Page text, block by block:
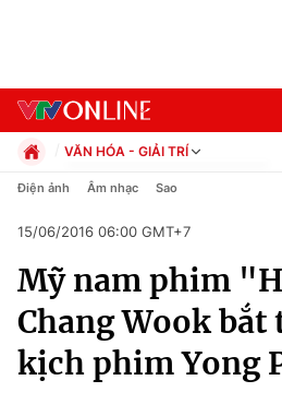
Chuyên mục
Chính trị
Xã hội
VĂN HÓA - GIẢI TRÍ
Chính trị
Pháp luật
Kinh tế
Thể thao
Truyền hình
Văn hóa - Giải trí
Y tế
Điện ảnh Âm nhạc Sao
15/06/2016 06:00 GMT+7
Mỹ nam phim
Chang Wook bắt
kịch phim Yong